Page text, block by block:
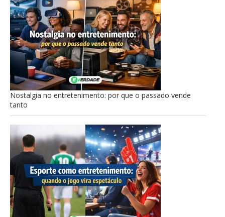
Nostalgia no entretenimento: por que o passado vende
tanto